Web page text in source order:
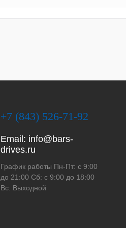
+7 (843) 526-71-92
Email: info@bars-
drives.ru
График работы Пн-Пт: с 9:00
до 21:00 Сб: с 9:00 до 18:00
Вс: Выходной